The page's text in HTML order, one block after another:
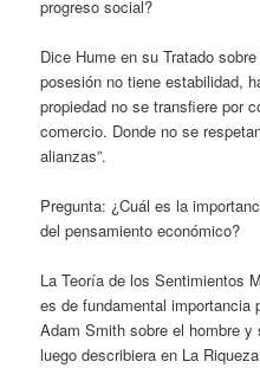
progreso social?
Dice Hume en su Tratado
posesión no tiene estabilidad,
propiedad no se transfiere por
comercio. Donde no se
alianzas”.
Pregunta: ¿Cuál es la
del pensamiento económico?
La Teoría de los Sentimientos
es de fundamental importancia
Adam Smith sobre el hombre
luego describiera en La